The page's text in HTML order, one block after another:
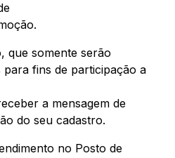
que somente serão
fins de participação a
a mensagem de
do seu cadastro.
no Posto de